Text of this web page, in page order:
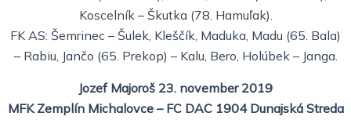
Koscelník – Škutka (78. Hamuľak).
FK AS: Šemrinec – Šulek, Kleščík, Maduka, Madu (65. Bala)
– Rabiu, Jančo (65. Prekop) – Kalu, Bero, Holúbek – Janga.
Jozef Majoroš 23. november 2019
MFK Zemplín Michalovce – FC DAC 1904 Dunajská Streda